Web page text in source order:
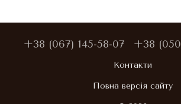
+38 (067) 145-58-07 +38
Контакти
Повна версія сайту